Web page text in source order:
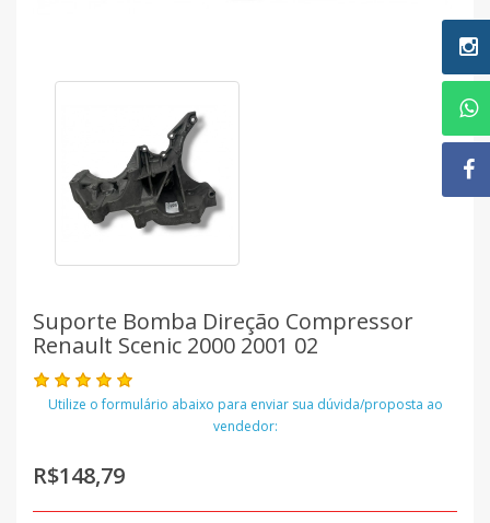
Suporte Bomba Direção Compressor
Renault Scenic 2000 2001 02
Utilize o formulário abaixo para enviar sua dúvida/proposta ao
vendedor:
R$148,79